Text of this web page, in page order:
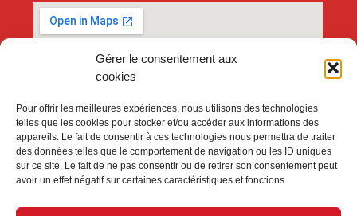
Gérer le consentement aux
cookies
Pour offrir les meilleures expériences, nous utilisons des technologies
telles que les cookies pour stocker et/ou accéder aux informations des
appareils. Le fait de consentir à ces technologies nous permettra de traiter
des données telles que le comportement de navigation ou les ID uniques
sur ce site. Le fait de ne pas consentir ou de retirer son consentement peut
avoir un effet négatif sur certaines caractéristiques et fonctions.